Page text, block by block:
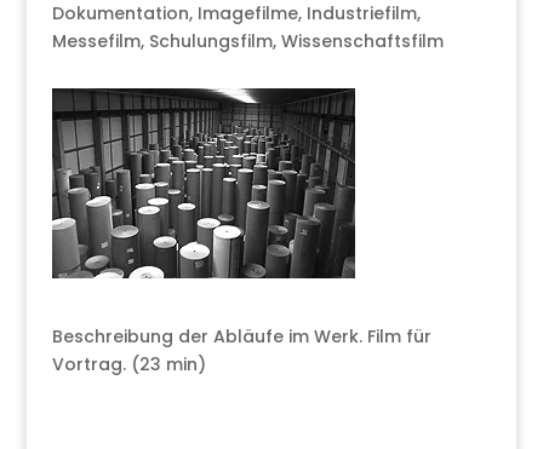
Dokumentation, Imagefilme, Industriefilm,
Messefilm, Schulungsfilm, Wissenschaftsfilm
Beschreibung der Abläufe im Werk. Film für
Vortrag. (23 min)